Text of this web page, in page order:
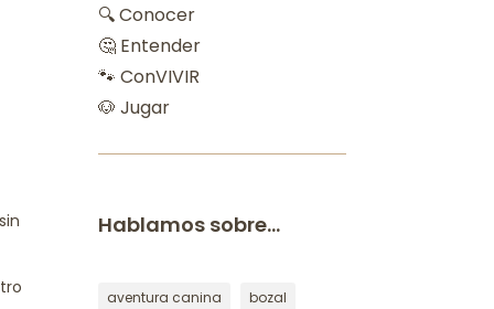
🔍 Conocer
🤔 Entender
🐾 ConVIVIR
🐶 Jugar
Hablamos sobre…
aventura canina
bozal